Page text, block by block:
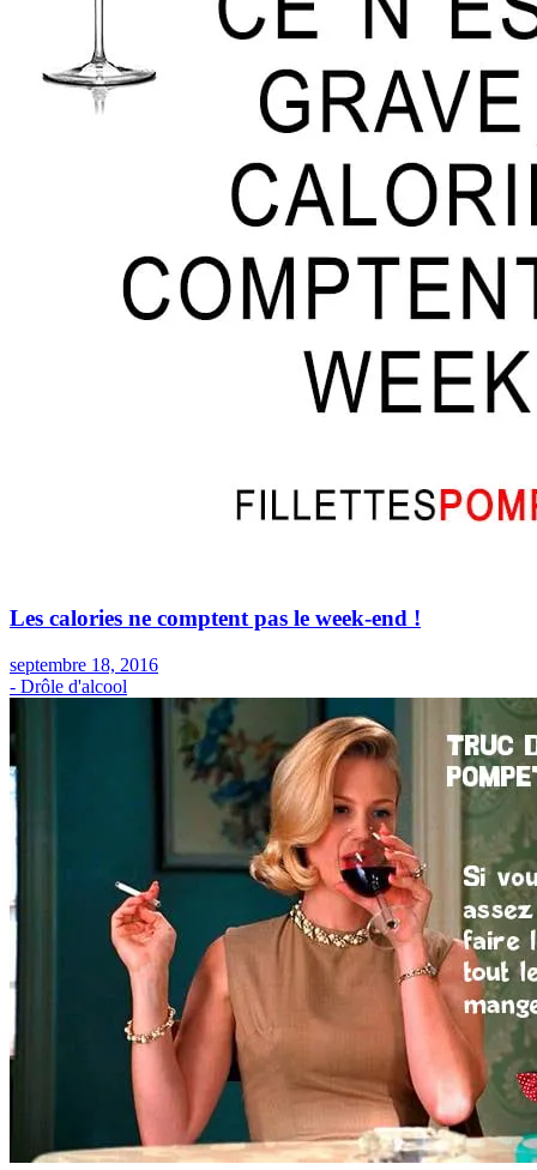
Les calories ne comptent pas le week-end !
septembre 18, 2016
- Drôle d'alcool